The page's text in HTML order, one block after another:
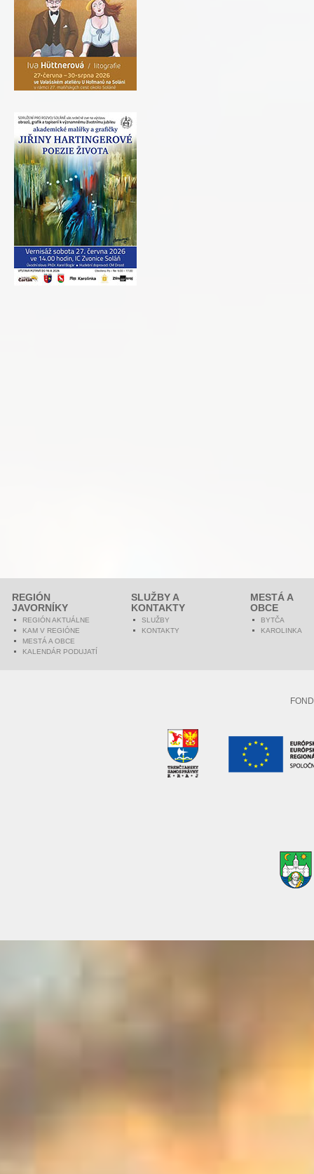
REGIÓN
JAVORNÍKY
REGIÓN AKTUÁLNE
KAM V REGIÓNE
MESTÁ A OBCE
KALENDÁR PODUJATÍ
SLUŽBY A
KONTAKTY
SLUŽBY
KONTAKTY
MESTÁ A
OBCE
BYTČA
KAROLINKA